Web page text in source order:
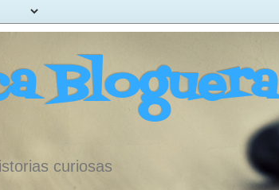
Bloguera
curiosas